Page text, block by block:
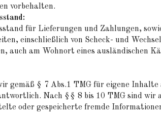
vorbehalten.
für Lieferungen und Zahlungen,
einschließlich von Scheck- und
auch am Wohnort eines ausländischen
gemäß § 7 Abs.1 TMG für eigene Inhalte
Nach §§ 8 bis 10 TMG sind wir
oder gespeicherte fremde